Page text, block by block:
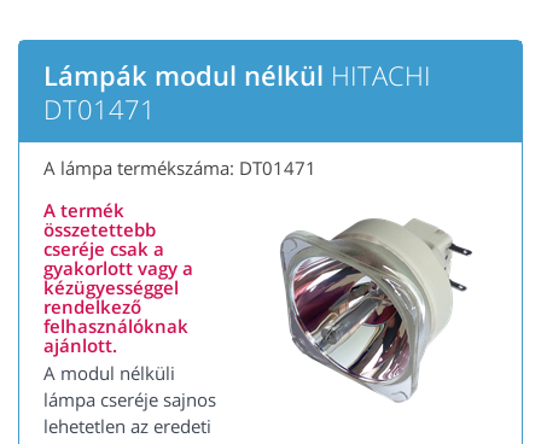
Lámpák modul nélkül HITACHI
DT01471
A lámpa termékszáma: DT01471
A termék
összetettebb
cseréje csak a
gyakorlott vagy a
kézügyességgel
rendelkező
felhasználóknak
ajánlott.
A modul nélküli
lámpa cseréje sajnos
lehetetlen az eredeti